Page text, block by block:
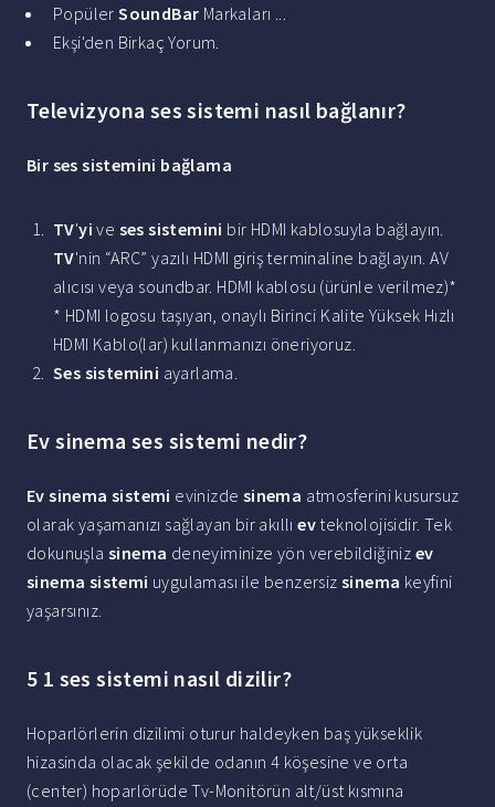
PopülerSoundBar Markaları ...
Ekşi'den Birkaç Yorum.
Televizyona ses sistemi nasıl bağlanır?
Bir ses sistemini bağlama
TV'yi ve ses sistemini bir HDMI kablosuyla bağlayın.
TV'nin “ARC” yazılı HDMI giriş terminaline bağlayın. AV
alıcısı veya soundbar. HDMI kablosu (ürünle verilmez)*
* HDMI logosu taşıyan, onaylı Birinci Kalite Yüksek Hızlı
HDMI Kablo(lar) kullanmanızı öneriyoruz.
Ses sistemini ayarlama.
Ev sinema ses sistemi nedir?
Ev sinema sistemi evinizde sinema atmosferini kusursuz
olarak yaşamanızı sağlayan bir akıllıev teknolojisidir. Tek
dokunuşla sinema deneyiminize yön verebildiğiniz ev
sinema sistemi uygulaması ile benzersizsinema keyfini
yaşarsınız.
5 1 ses sistemi nasıl dizilir?
Hoparlörlerin dizilimi oturur haldeyken baş yükseklik
hizasinda olacak şekilde odanın 4 köşesine ve orta
(center) hoparlörüde Tv-Monitörün alt/üst kısmına